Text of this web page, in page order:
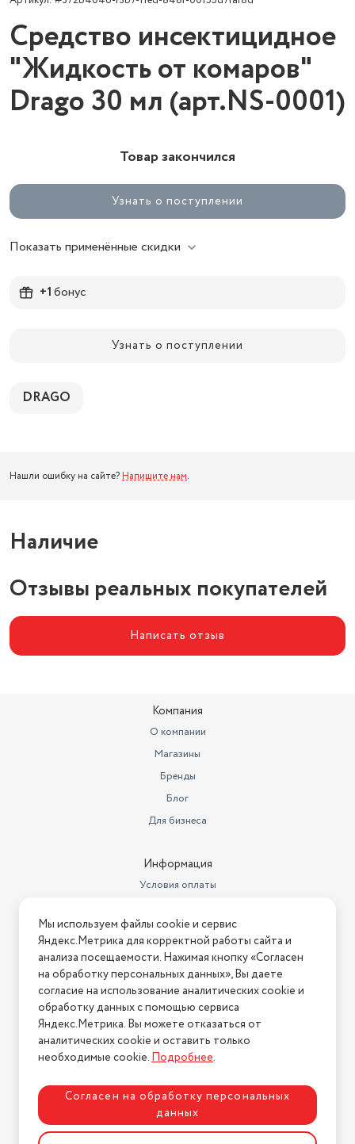
Средство инсектицидное
"Жидкость от комаров"
Drago 30 мл (арт.NS-0001)
Товар закончился
Узнать о поступлении
Показать применённые скидки
+1бонус
Узнать о поступлении
DRAGO
Нашли ошибку на сайте? Напишите нам.
Наличие
Отзывы реальных покупателей
Написать отзыв
Компания
О компании
Магазины
Бренды
Блог
Для бизнеса
Информация
Условия оплаты
Условия возврата
Нашли ошибку на сайте? Напишите нам
2026 © Интернет-магазин "АстМаркет". У нас есть всё!
Политика конфиденциальности
Разработка сайтаASTDESIGN
Мы используем файлы cookie и сервис
Яндекс.Метрика для корректной работы сайта и
анализа посещаемости. Нажимая кнопку «Согласен
на обработку персональных данных», Вы даете
согласие на использование аналитических cookie и
обработку данных с помощью сервиса
Яндекс.Метрика. Вы можете отказаться от
аналитических cookie и оставить только
необходимые cookie.Подробнее.
Согласен на обработку персональных
данных